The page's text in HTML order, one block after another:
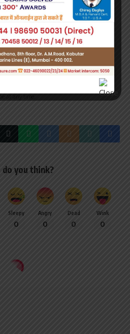
and acknowledge the data practices in
you think?
Sleepy
0
Angry
0
Dead
0
Wink
0